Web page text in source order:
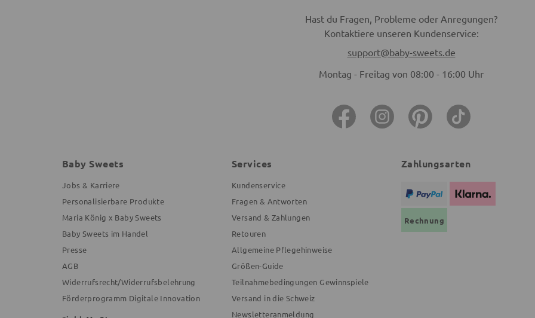
Hast du Fragen, Probleme oder Anregungen?
Kontaktiere unseren Kundenservice:
support@baby-sweets.de
Montag - Freitag von 08:00 - 16:00 Uhr
Baby Sweets
Jobs & Karriere
Personalisierbare Produkte
Maria König x Baby Sweets
Baby Sweets im Handel
Presse
AGB
Widerrufsrecht/Widerrufsbelehrung
Förderprogramm Digitale Innovation
Services
Kundenservice
Fragen & Antworten
Versand & Zahlungen
Retouren
Allgemeine Pflegehinweise
Größen-Guide
Teilnahmebedingungen Gewinnspiele
Versand in die Schweiz
Newsletteranmeldung
Zahlungsarten
Rechnung